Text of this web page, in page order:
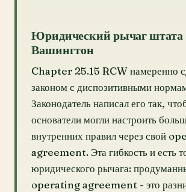
Юридический рычаг штата
Вашингтон
Chapter 25.15 RCW намеренно
законом с диспозитивными
Законодатель написал его так,
основатели могли настроить
внутренних правил через свой
agreement. Эта гибкость и есть
юридического рычага:
operating agreement - это